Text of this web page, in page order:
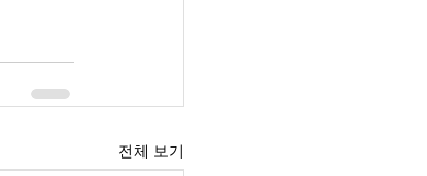
전체 보기